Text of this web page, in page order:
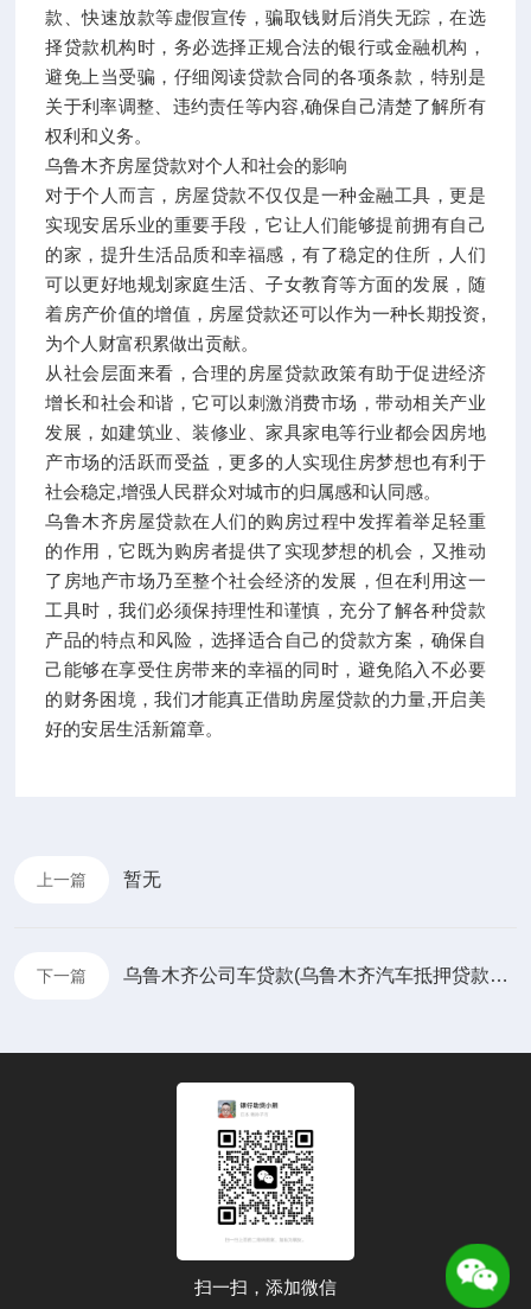
款、快速放款等虚假宣传，骗取钱财后消失无踪，在选
择贷款机构时，务必选择正规合法的银行或金融机构，
避免上当受骗，仔细阅读贷款合同的各项条款，特别是
关于利率调整、违约责任等内容,确保自己清楚了解所有
权利和义务。
乌鲁木齐房屋贷款对个人和社会的影响
对于个人而言，房屋贷款不仅仅是一种金融工具，更是
实现安居乐业的重要手段，它让人们能够提前拥有自己
的家，提升生活品质和幸福感，有了稳定的住所，人们
可以更好地规划家庭生活、子女教育等方面的发展，随
着房产价值的增值，房屋贷款还可以作为一种长期投资,
为个人财富积累做出贡献。
从社会层面来看，合理的房屋贷款政策有助于促进经济
增长和社会和谐，它可以刺激消费市场，带动相关产业
发展，如建筑业、装修业、家具家电等行业都会因房地
产市场的活跃而受益，更多的人实现住房梦想也有利于
社会稳定,增强人民群众对城市的归属感和认同感。
乌鲁木齐房屋贷款在人们的购房过程中发挥着举足轻重
的作用，它既为购房者提供了实现梦想的机会，又推动
了房地产市场乃至整个社会经济的发展，但在利用这一
工具时，我们必须保持理性和谨慎，充分了解各种贷款
产品的特点和风险，选择适合自己的贷款方案，确保自
己能够在享受住房带来的幸福的同时，避免陷入不必要
的财务困境，我们才能真正借助房屋贷款的力量,开启美
好的安居生活新篇章。
上一篇 暂无
下一篇 乌鲁木齐公司车贷款(乌鲁木齐汽车抵押贷款公司)
扫一扫，添加微信